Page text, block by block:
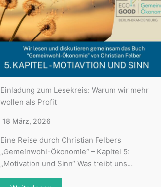
Einladung zum Lesekreis: Warum wir mehr
wollen als Profit
18 März, 2026
Eine Reise durch Christian Felbers
„Gemeinwohl-Ökonomie“ – Kapitel 5:
„Motivation und Sinn“ Was treibt uns…